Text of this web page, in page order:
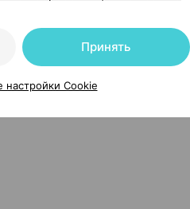
Принять
настройки Cookie